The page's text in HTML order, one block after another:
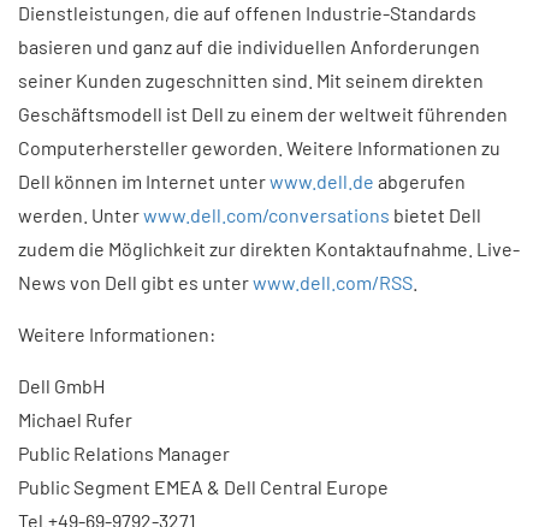
Dienstleistungen, die auf offenen Industrie-Standards
basieren und ganz auf die individuellen Anforderungen
seiner Kunden zugeschnitten sind. Mit seinem direkten
Geschäftsmodell ist Dell zu einem der weltweit führenden
Computerhersteller geworden. Weitere Informationen zu
Dell können im Internet unterwww.dell.de abgerufen
werden. Unterwww.dell.com/conversations bietet Dell
zudem die Möglichkeit zur direkten Kontaktaufnahme. Live-
News von Dell gibt es unterwww.dell.com/RSS
Weitere Informationen:
Dell GmbH
Michael Rufer
Public Relations Manager
Public Segment EMEA & Dell Central Europe
Tel.+49-69-9792-3271